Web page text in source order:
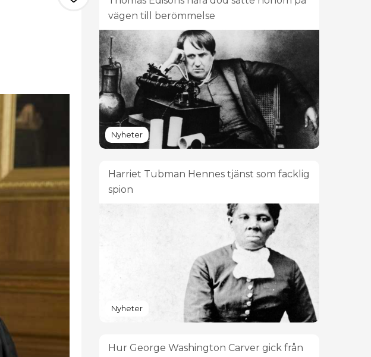
vägen till berömmelse
Nyheter
Harriet Tubman Hennes tjänst som facklig
spion
Nyheter
Hur George Washington Carver gick från